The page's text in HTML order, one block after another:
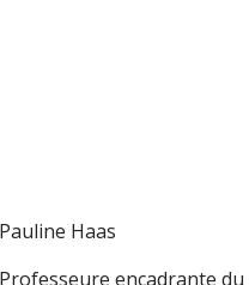
Pauline Haas
Professeure encadrante